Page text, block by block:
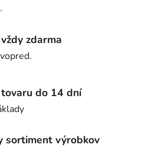
zdarma
do 14 dní
sortiment výrobkov